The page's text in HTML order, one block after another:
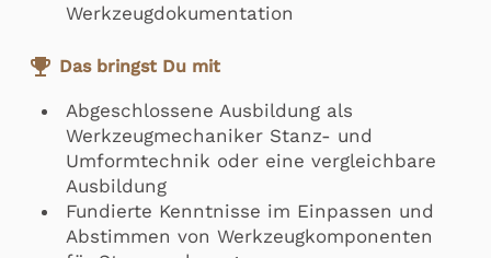
Werkzeugdokumentation
emoji_events Das bringst Du mit
Abgeschlossene Ausbildung als
Werkzeugmechaniker Stanz- und
Umformtechnik oder eine vergleichbare
Ausbildung
Fundierte Kenntnisse im Einpassen und
Abstimmen von Werkzeugkomponenten